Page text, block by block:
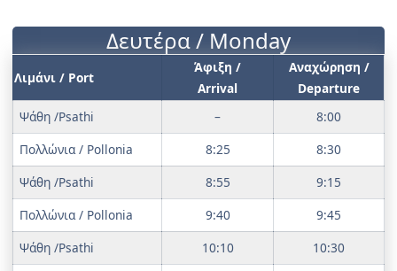
Δευτέρα / Monday
Λιμάνι / Port
Άφιξη /
Arrival
Αναχώρηση /
Departure
Ψάθη /Psathi
–
8:00
Πολλώνια / Pollonia
8:25
8:30
Ψάθη /Psathi
8:55
9:15
Πολλώνια / Pollonia
9:40
9:45
Ψάθη /Psathi
10:10
10:30